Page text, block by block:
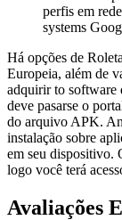
perfis em
systems
Há opções de
Europeia, além de
adquirir to software
deve pasarse o
do arquivo APK.
instalação sobre
em seu dispositivo.
logo você terá
Avaliações